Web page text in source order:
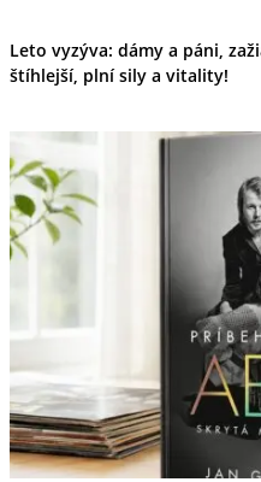
Leto vyzýva: dámy a páni,
štíhlejší, plní sily a vitality!